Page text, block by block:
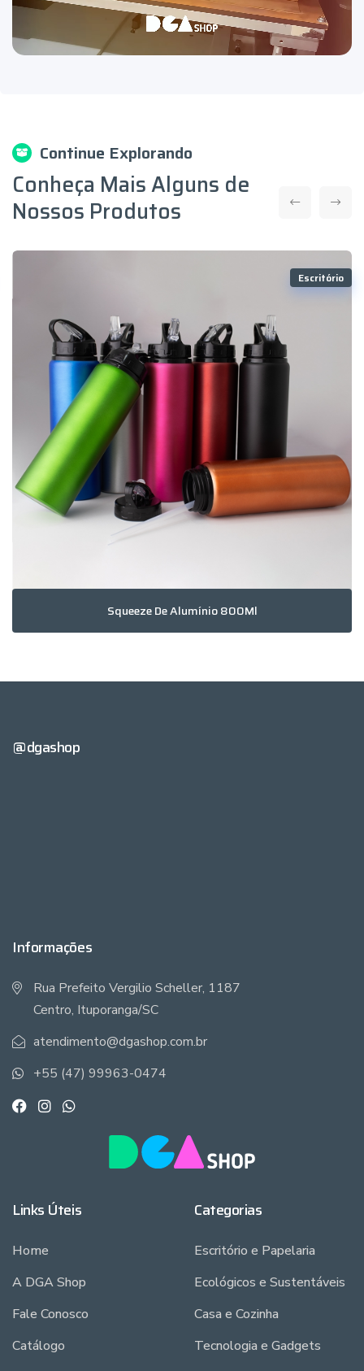
Continue Explorando
Conheça Mais Alguns de
Nossos Produtos
Escritório
Squeeze De Alumínio 800Ml
Informações
Rua Prefeito Vergilio Scheller, 1187
Centro, Ituporanga/SC
atendimento@dgashop.com.br
+55 (47) 99963-0474
Links Úteis
Home
A DGA Shop
Fale Conosco
Catálogo
Categorias
Escritório e Papelaria
Ecológicos e Sustentáveis
Casa e Cozinha
Tecnologia e Gadgets
@dgashop